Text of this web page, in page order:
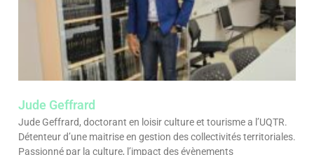
Jude Geffrard
Jude Geffrard, doctorant en loisir culture et tourisme a l’UQTR.
Détenteur d’une maitrise en gestion des collectivités territoriales.
Passionné par la culture, l’impact des évènements